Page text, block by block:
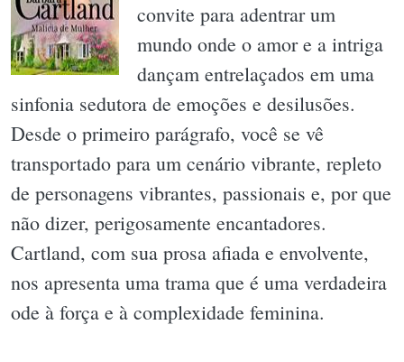
convite para adentrar um
mundo onde o amor e a intriga
dançam entrelaçados em uma
sinfonia sedutora de emoções e desilusões.
Desde o primeiro parágrafo, você se vê
transportado para um cenário vibrante, repleto
de personagens vibrantes, passionais e, por que
não dizer, perigosamente encantadores.
Cartland, com sua prosa afiada e envolvente,
nos apresenta uma trama que é uma verdadeira
ode à força e à complexidade feminina.